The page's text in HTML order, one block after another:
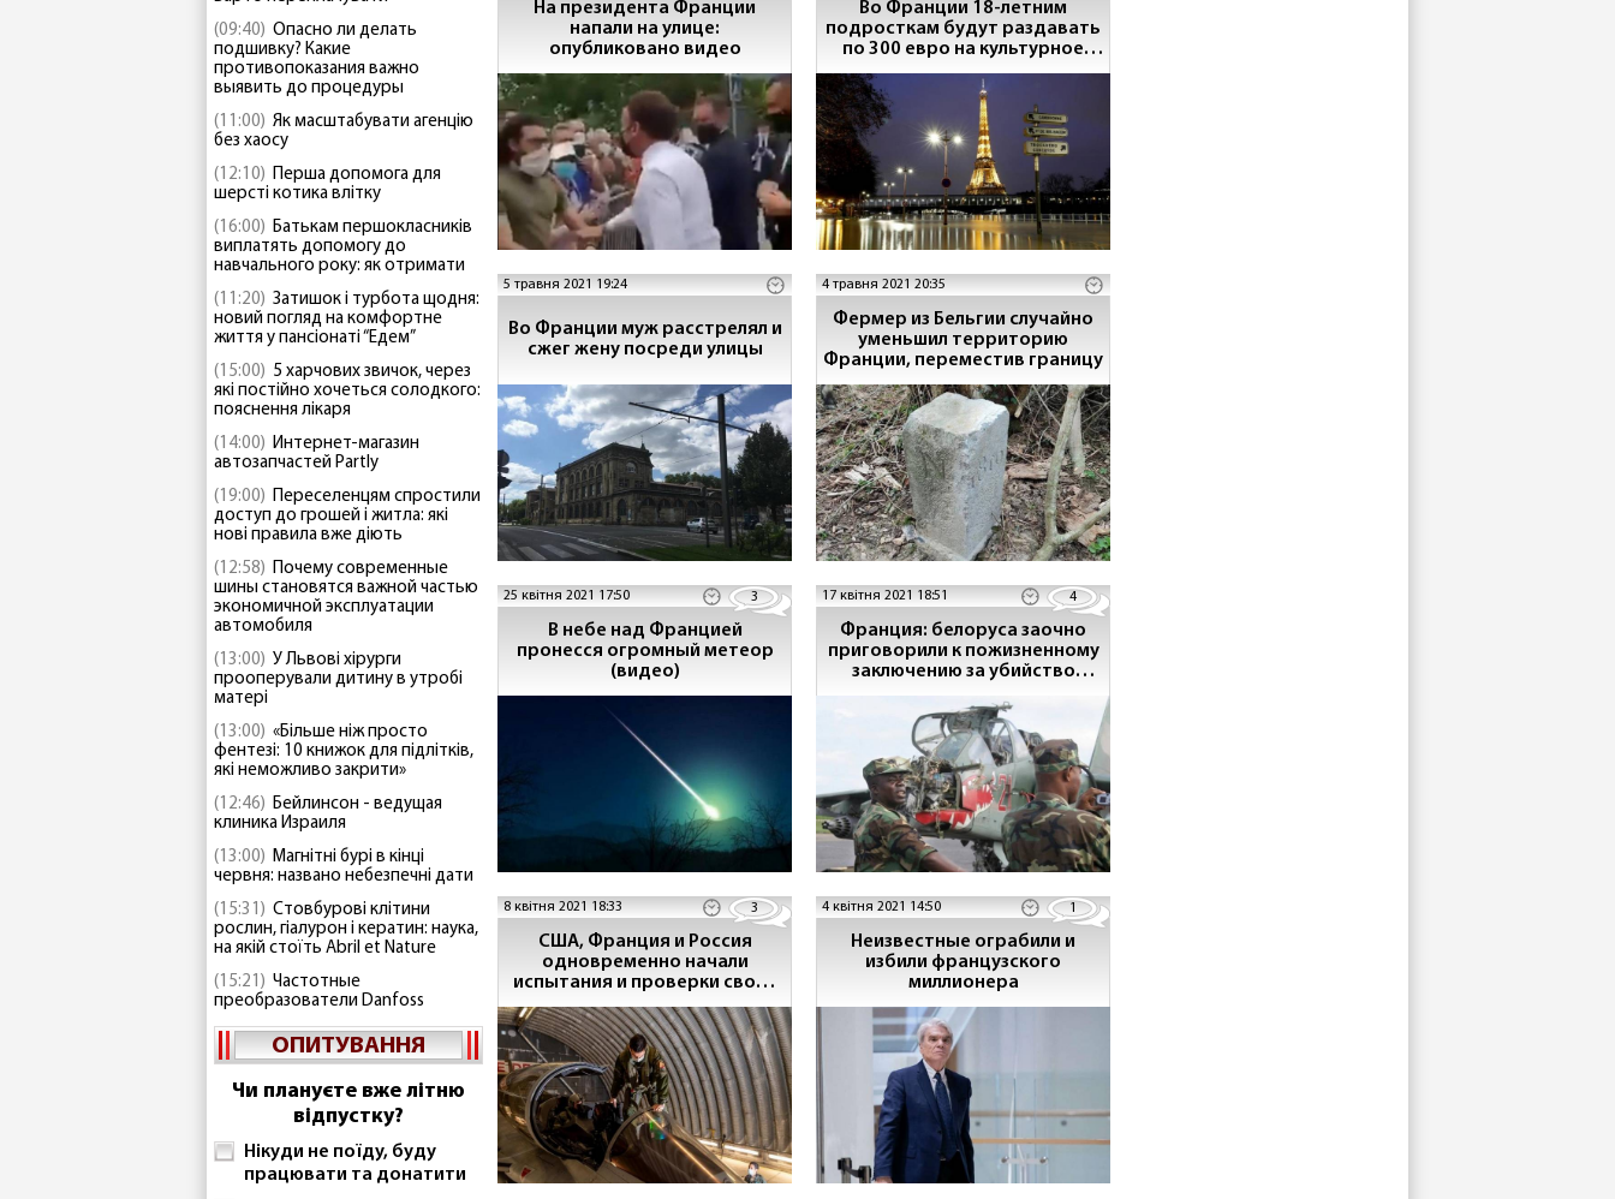
(09:40) Опасно ли делать
подшивку? Какие
противопоказания важно
выявить до процедуры
(11:00) Як масштабувати агенцію
без хаосу
(12:10) Перша допомога для
шерсті котика влітку
(16:00) Батькам першокласників
виплатять допомогу до
навчального року: як отримати
(11:20) Затишок і турбота щодня:
новий погляд на комфортне
життя у пансіонаті “Едем”
(15:00) 5 харчових звичок, через
які постійно хочеться солодкого:
пояснення лікаря
(14:00) Интернет-магазин
автозапчастей Partly
(19:00) Переселенцям спростили
доступ до грошей і житла: які
нові правила вже діють
(12:58) Почему современные
шины становятся важной частью
экономичной эксплуатации
автомобиля
(13:00) У Львові хірурги
прооперували дитину в утробі
матері
(13:00) «Більше ніж просто
фентезі: 10 книжок для підлітків,
які неможливо закрити»
(12:46) Бейлинсон - ведущая
клиника Израиля
(13:00) Магнітні бурі в кінці
червня: названо небезпечні дати
(15:31) Стовбурові клітини
рослин, гіалурон і кератин: наука,
на якій стоїть Abril et Nature
(15:21) Частотные
преобразователи Danfoss
ОПИТУВАННЯ
Чи плануєте вже літню
відпустку?
Нікуди не поїду, буду
працювати та донатити
На президента Франции
напали на улице:
опубликовано видео
Во Франции 18-летним
подросткам будут раздавать
по 300 евро на культурное
развитие
5 травня 2021 19:24
Во Франции муж расстрелял и
сжег жену посреди улицы
4 травня 2021 20:35
Фермер из Бельгии случайно
уменьшил территорию
Франции, переместив границу
25 квітня 2021 17:50 3
В небе над Францией
пронесся огромный метеор
(видео)
17 квітня 2021 18:51 4
Франция: белоруса заочно
приговорили к пожизненному
заключению за убийство
девяти миротворцев
8 квітня 2021 18:33 3
США, Франция и Россия
одновременно начали
испытания и проверки своих
ядерных сил
4 квітня 2021 14:50 1
Неизвестные ограбили и
избили французского
миллионера